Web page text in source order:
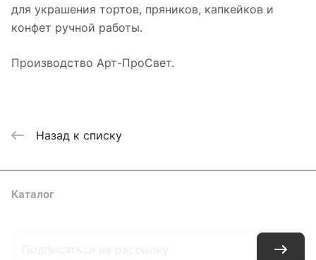
для украшения тортов, пряников, капкейков и
конфет ручной работы.
Производство Арт-ПроСвет.
Назад к списку
Каталог